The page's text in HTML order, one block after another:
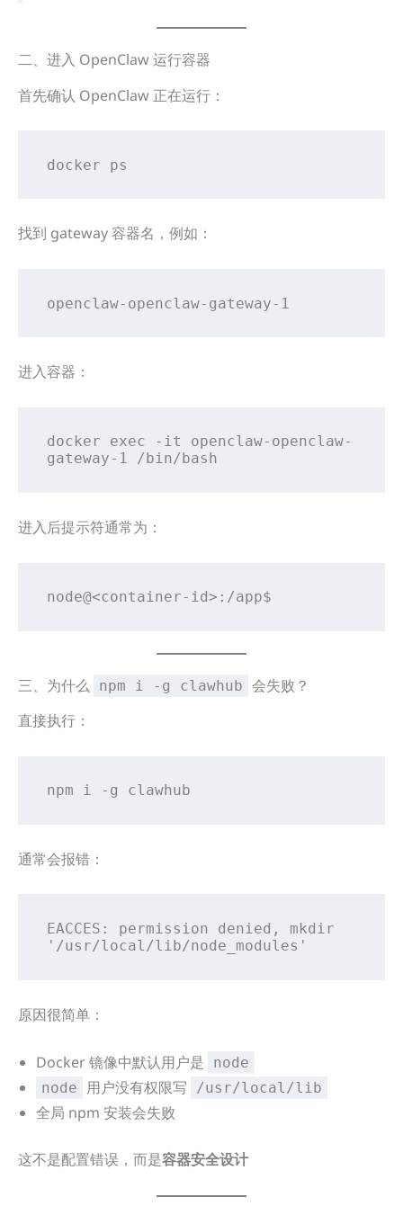
二、进入 OpenClaw 运行容器
首先确认 OpenClaw 正在运行：
docker ps
找到 gateway 容器名，例如：
openclaw-openclaw-gateway-1
进入容器：
docker exec -it openclaw-openclaw-
gateway-1 /bin/bash
进入后提示符通常为：
node@<container-id>:/app$
三、为什么 npm i -g clawhub 会失败？
直接执行：
npm i -g clawhub
通常会报错：
EACCES: permission denied, mkdir
'/usr/local/lib/node_modules'
原因很简单：
Docker 镜像中默认用户是
node
node
用户没有权限写 /usr/local/lib
全局 npm 安装会失败
这不是配置错误，而是容器安全设计